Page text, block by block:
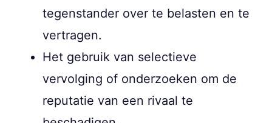
tegenstander over te belasten en te
vertragen.
Het gebruik van selectieve
vervolging of onderzoeken om de
reputatie van een rivaal te